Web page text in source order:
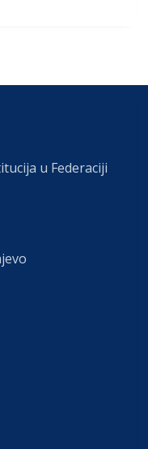
u Federaciji